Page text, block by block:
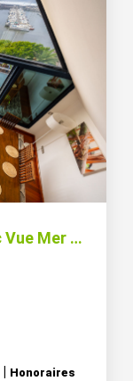
Superbe T3 Duplex Meublé avec Vue Mer Panoramique - Front...
Honoraires